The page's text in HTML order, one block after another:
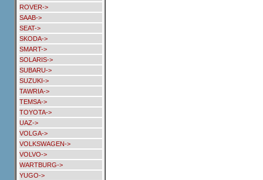
ROVER->
SAAB->
SEAT->
SKODA->
SMART->
SOLARIS->
SUBARU->
SUZUKI->
TAWRIA->
TEMSA->
TOYOTA->
UAZ->
VOLGA->
VOLKSWAGEN->
VOLVO->
WARTBURG->
YUGO->